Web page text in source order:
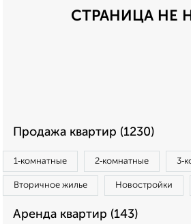
СТРАНИЦА НЕ
Продажа квартир (1230)
1‑комнатные 2‑комнатные
Вторичное жилье Новостройки
Аренда квартир (143)